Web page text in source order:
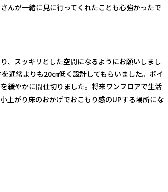
んが一緒に見に行ってくれたことも心強かったで
、スッキリとした空間になるようにお願いしまし
通常よりも20㎝低く設計してもらいました。ポイ
緩やかに間仕切りました。将来ワンフロアで生活
上がり床のおかげでおこもり感のUPする場所にな